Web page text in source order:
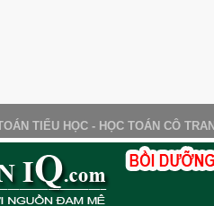
TIỂU HỌC - HỌC TOÁN CÔ